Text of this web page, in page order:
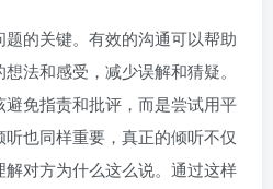
的关键。有效的沟通可以帮助
法和感受，减少误解和猜疑。
免指责和批评，而是尝试用平
也同样重要，真正的倾听不仅
对方为什么这么说。通过这样